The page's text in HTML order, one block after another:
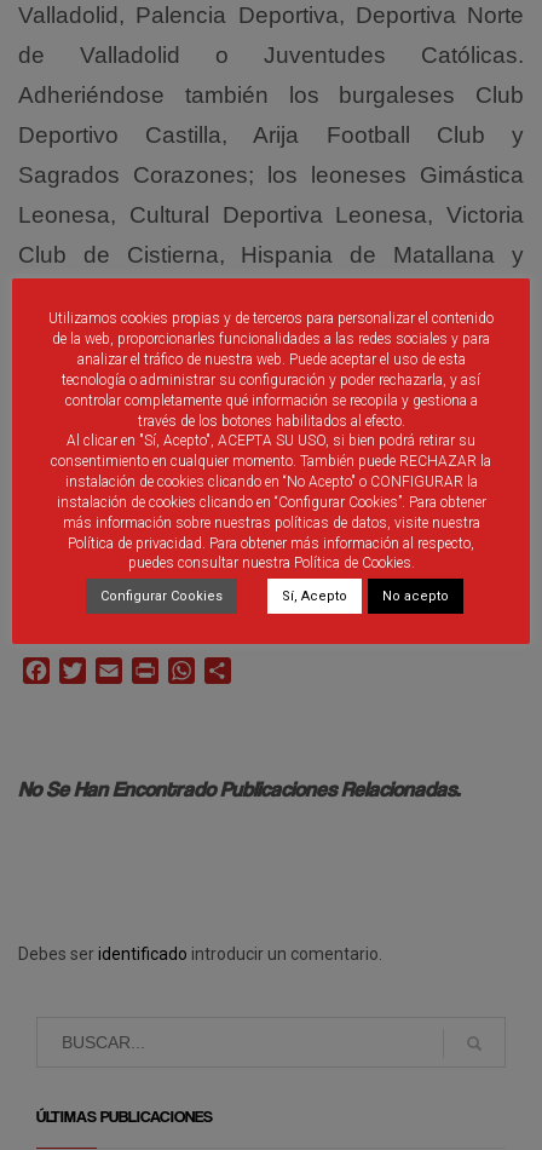
Valladolid, Palencia Deportiva, Deportiva Norte
de Valladolid o Juventudes Católicas.
Adheriéndose también los burgaleses Club
Deportivo Castilla, Arija Football Club y
Sagrados Corazones; los leoneses Gimástica
Leonesa, Cultural Deportiva Leonesa, Victoria
Club de Cistierna, Hispania de Matallana y
Lasalle. Como presidente de aquella primigenia
Federación castellano-leonesa de fútbol figura el
famoso cronista deportivo Salvador Covelo
teniendo como sede el número 53 de la
vallisoletana calle Santiago.
FacebookTwitterEmail Print WhatsApp
No Se Han Encontrado Publicaciones Relacionadas.
Debes seridentificado introducir un comentario.
ÚLTIMAS PUBLICACIONES
Utilizamos cookies propias y de terceros para personalizar el contenido
de la web, proporcionarles funcionalidades a las redes sociales y para
analizar el tráfico de nuestra web. Puede aceptar el uso de esta
tecnología o administrar su configuración y poder rechazarla, y así
controlar completamente qué información se recopila y gestiona a
través de los botones habilitados al efecto.
Al clicar en "Sí, Acepto", ACEPTA SU USO, si bien podrá retirar su
consentimiento en cualquier momento. También puede RECHAZAR la
instalación de cookies clicando en “No Acepto" o CONFIGURAR la
instalación de cookies clicando en “Configurar Cookies”. Para obtener
más información sobre nuestras políticas de datos, visite nuestra
Política de privacidad. Para obtener más información al respecto,
puedes consultar nuestra Política de Cookies.
Configurar Cookies Sí, Acepto No acepto